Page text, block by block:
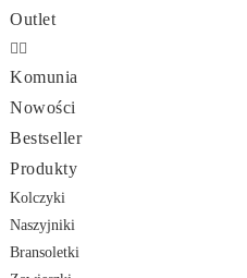
Outlet
Komunia
Nowości
Bestseller
Produkty
Kolczyki
Naszyjniki
Bransoletki